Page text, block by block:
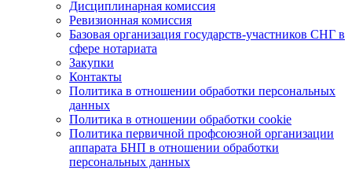
Дисциплинарная комиссия
Ревизионная комиссия
Базовая организация государств-участников СНГ в
сфере нотариата
Закупки
Контакты
Политика в отношении обработки персональных
данных
Политика в отношении обработки cookie
Политика первичной профсоюзной организации
аппарата БНП в отношении обработки
персональных данных